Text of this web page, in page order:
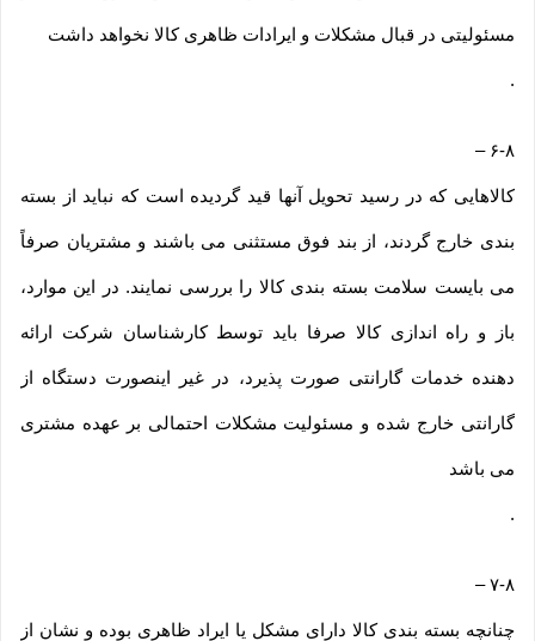
مسئولیتی در قبال مشکلات و ایرادات ظاهری کالا نخواهد داشت
.
۶-۸ –
کالاهایی که در رسید تحویل آنها قید گردیده است که نباید از بسته
بندی خارج گردند، از بند فوق مستثنی می باشند و مشتریان صرفاً
می بایست سلامت بسته بندی کالا را بررسی نمایند. در این موارد،
باز و راه اندازی کالا صرفا باید توسط کارشناسان شرکت ارائه
دهنده خدمات گارانتی صورت پذیرد، در غیر اینصورت دستگاه از
گارانتی خارج شده و مسئولیت مشکلات احتمالی بر عهده مشتری
می باشد
.
۷-۸–
چنانچه بسته بندی کالا دارای مشکل یا ایراد ظاهری بوده و نشان از